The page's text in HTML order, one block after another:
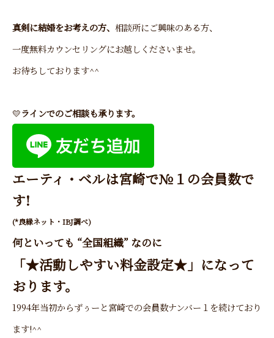
真剣に結婚をお考えの方、 相談所にご興味のある方、
一度無料カウンセリングにお越しくださいませ。
お待ちしております^^
💛ラインでのご相談も承ります。
エーティ・ベルは宮崎で№１の会員数で
す!
(*良縁ネット・IBJ調べ)
何といっても “全国組織” なのに
「★活動しやすい料金設定★」になって
おります。
1994年当初からずぅーと宮崎での会員数ナンバー１を続けており
ます!^^